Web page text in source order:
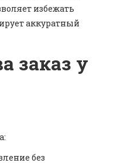
избежать
аккуратный
заказ у
без